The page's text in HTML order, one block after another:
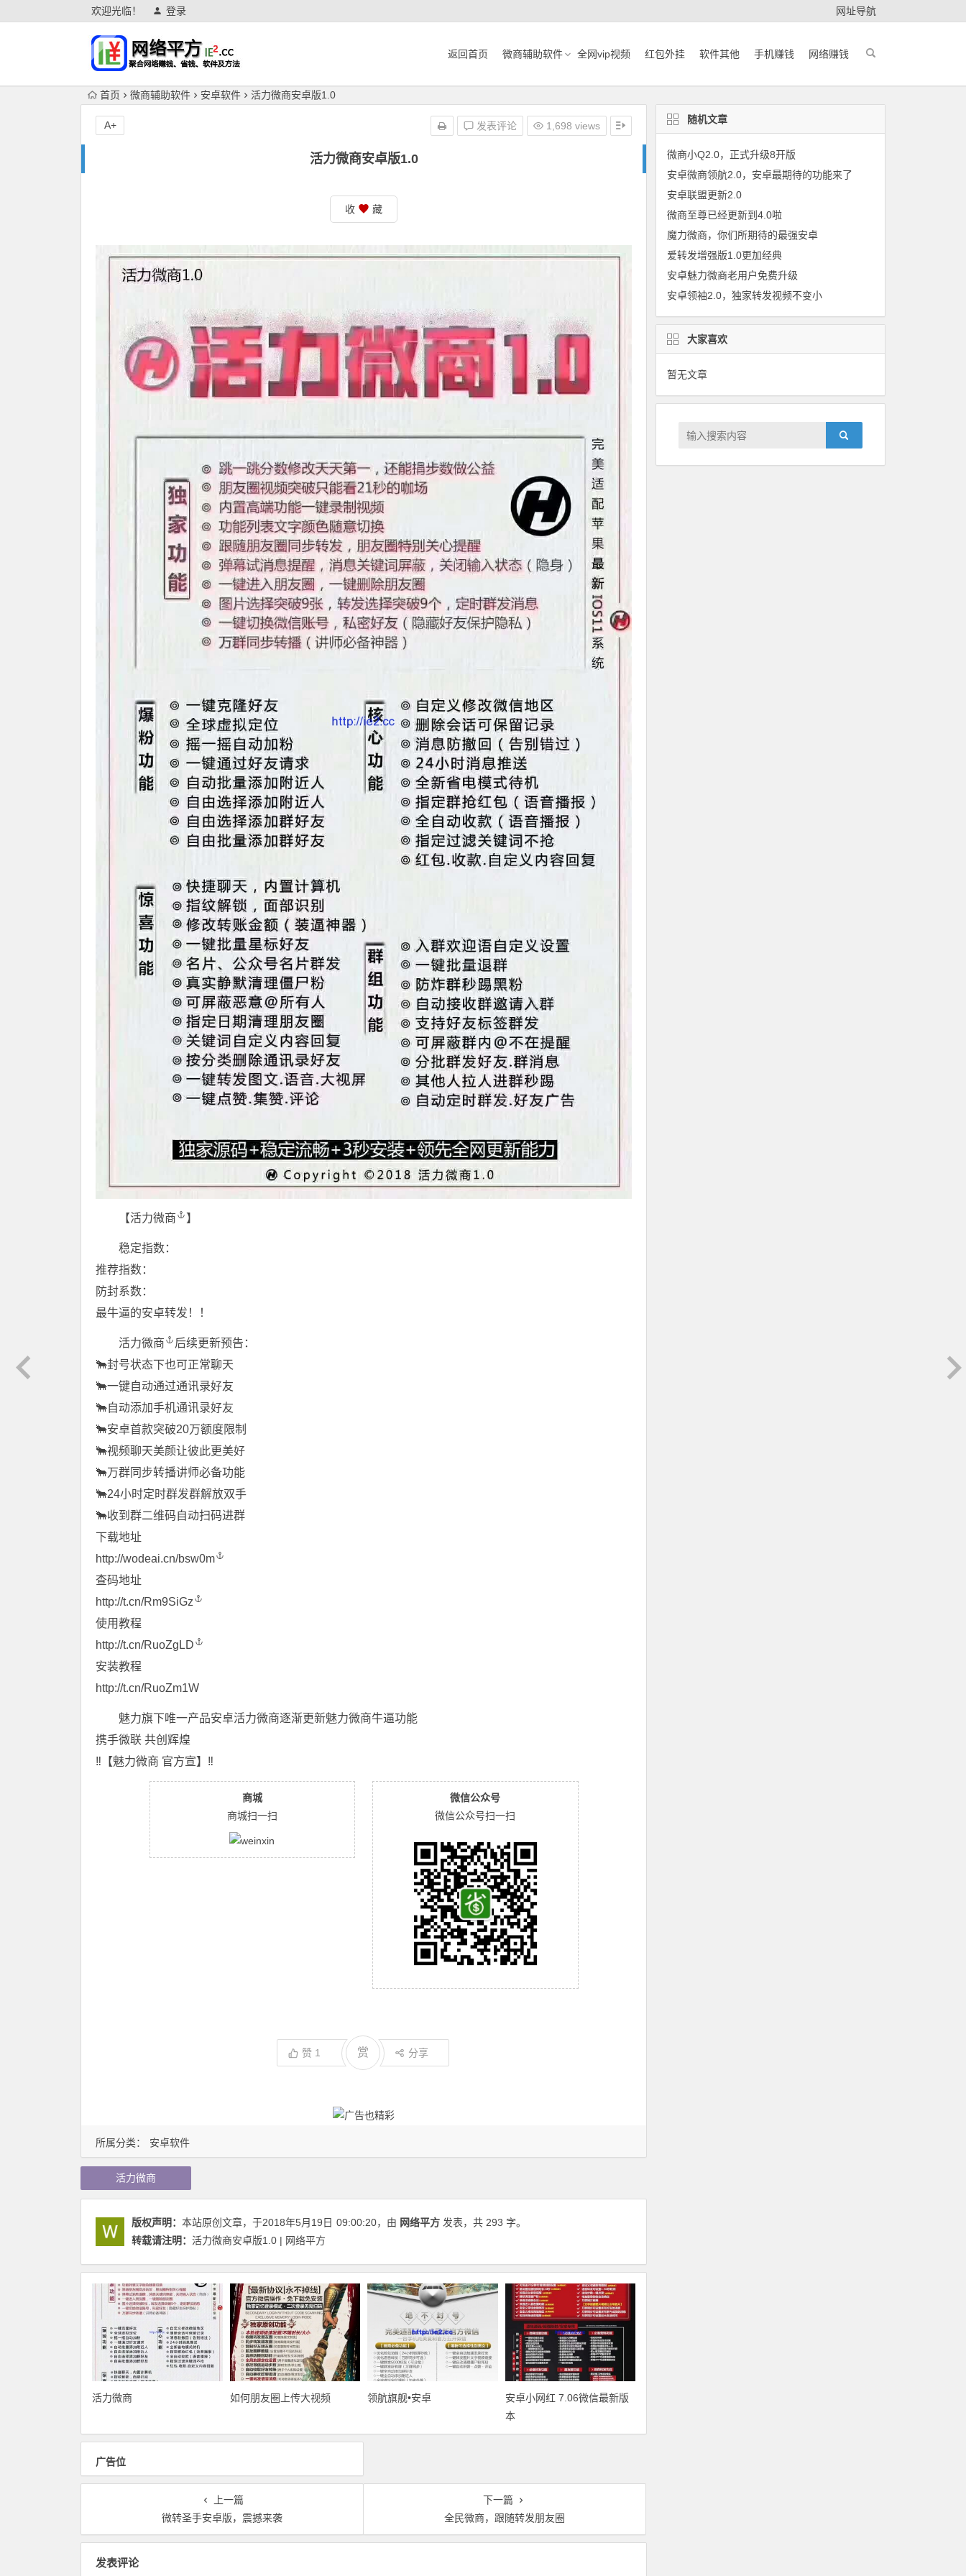
欢迎光临！ 登录 网址导航
返回首页 微商辅助软件 全网vip视频 红包外挂 软件其他 手机赚钱 网络赚钱
首页 微商辅助软件 安卓软件 活力微商安卓版1.0
活力微商安卓版1.0
发表评论 1,698 views
A+
所属分类： 安卓软件
收 藏
️【活力微商 】️
稳定指数：
推荐指数：
防封系数：
最牛逼的安卓转发！！
活力微商
后续更新预告：
🐂封号状态下也可正常聊天
🐂一键自动通过通讯录好友
🐂自动添加手机通讯录好友
🐂安卓首款突破20万额度限制
🐂视频聊天美颜让彼此更美好
🐂万群同步转播讲师必备功能
🐂24小时定时群发群解放双手
🐂收到群二维码自动扫码进群
下载地址
http://wodeai.cn/bsw0m
查码地址
http://t.cn/Rm9SiGz
使用教程
️http://t.cn/RuoZgLD
安装教程
️http://t.cn/RuoZm1W
️️魅力旗下唯一产品安卓活力微商逐渐更新魅力微商牛逼功能
携手微联 共创辉煌
‼️【魅力微商 官方宣】‼️
商城
商城扫一扫
微信公众号
微信公众号扫一扫
赞 1 赏 分享
活力微商
版权声明： 本站原创文章，于2018年5月19日 09:00:20，由 网络平方 发表，共 293 字。
转载请注明： 活力微商安卓版1.0 | 网络平方
活力微商 如何朋友圈上传大视频 领航旗舰•安卓
安卓小网红 7.06微信最新版
本
广告位
上一篇
微转圣手安卓版，震撼来袭
下一篇
全民微商，跟随转发朋友圈
发表评论
随机文章
微商小Q2.0，正式升级8开版
安卓微商领航2.0，安卓最期待的功能来了
安卓联盟更新2.0
微商至尊已经更新到4.0啦
魔力微商，你们所期待的最强安卓
爱转发增强版1.0更加经典
安卓魅力微商老用户免费升级
安卓领袖2.0，独家转发视频不变小
大家喜欢
暂无文章